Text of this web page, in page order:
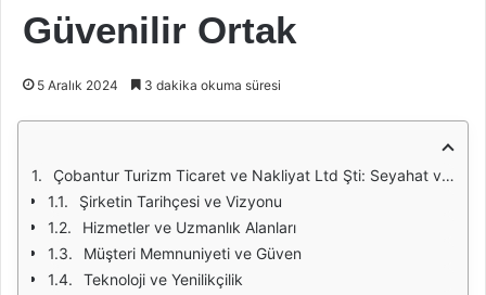
Güvenilir Ortak
5 Aralık 2024 3 dakika okuma süresi
Çobantur Turizm Ticaret ve Nakliyat Ltd Şti: Seyahat ve Taşımacılıkta Güvenilir Ortak
Şirketin Tarihçesi ve Vizyonu
Hizmetler ve Uzmanlık Alanları
Müşteri Memnuniyeti ve Güven
Teknoloji ve Yenilikçilik